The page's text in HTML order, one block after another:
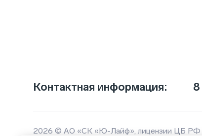
Контактная информация:
2026 © АО «СК «Ю-Лайф», лицензии ЦБ